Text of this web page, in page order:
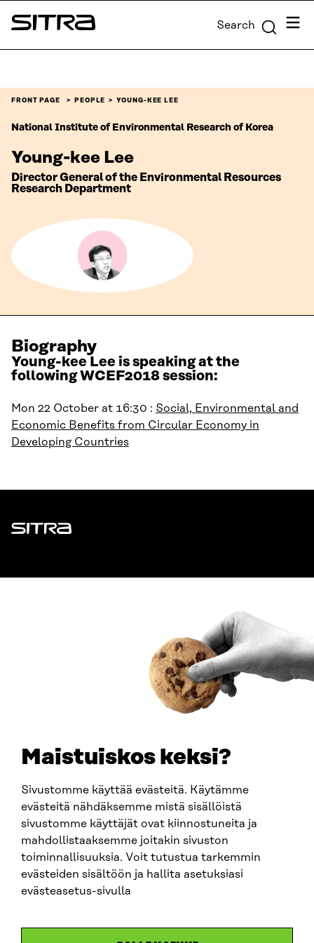
Maistuiskos keksi?
Sivustomme käyttää evästeitä. Käytämme
evästeitä nähdäksemme mistä sisällöistä
sivustomme käyttäjät ovat kiinnostuneita ja
mahdollistaaksemme joitakin sivuston
toiminnallisuuksia. Voit tutustua tarkemmin
evästeiden sisältöön ja hallita asetuksiasi
evästeasetus-sivulla
Skip to
content
Sitra Search Menu
FRONT PAGE PEOPLE YOUNG-KEE LEE
National Institute of Environmental Research of Korea​
Young-kee Lee
Director General of the Environmental Resources
Research Department
Biography
Young-kee Lee is speaking at the
following WCEF2018 session:
Mon 22 October at 16:30 : Social, Environmental and
Economic Benefits from Circular Economy in
Developing Countries
Sitra
firstname.lastname@sitra.fi
SITRA ON SOCIAL MEDIA
LinkedIn
Instagram